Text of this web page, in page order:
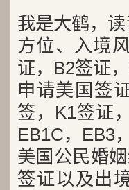
我是大鹤，
方位、入境
证，B2签证
申请美国签
签，K1签证
EB1C，EB3
美国公民婚
签证以及出